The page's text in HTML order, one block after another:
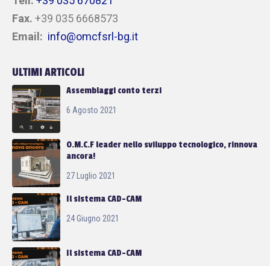
Fax. +39 035 6668573
Email: info@omcfsrl-bg.it
ULTIMI ARTICOLI
Assemblaggi conto terzi
6 Agosto 2021
O.M.C.F leader nello sviluppo tecnologico, rinnova
ancora!
27 Luglio 2021
Il sistema CAD-CAM
24 Giugno 2021
Il sistema CAD-CAM